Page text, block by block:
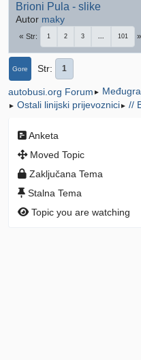
Brioni Pula - slike
Autor maky
Str 1 2 3 ... 101
Gore Str 1
autobusi.org Forum ►
► Ostali linijski prijevoznici► //
Anketa
Moved Topic
Zaključana Tema
Stalna Tema
Topic you are watching